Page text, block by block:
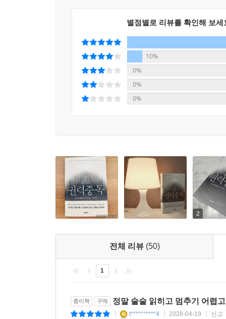
중되고 권위적인 리더십 행사를 받아들이게 된다
시장 후보를 지지했고, 2019년에는 극우 정당을
별점별로 리뷰를 확인해 보세
10%
0%
0%
0%
2
전체 리뷰 (50)
1
종이책 구매 정말 술술 읽히고 멈추기 어렵
t**********4 2026-04-19 신고